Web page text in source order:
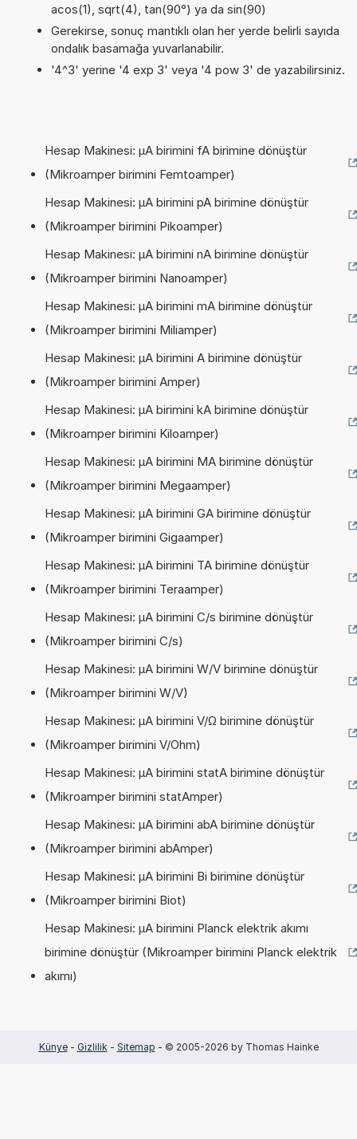
acos(1), sqrt(4), tan(90°) ya da sin(90)
Gerekirse, sonuç mantıklı olan her yerde belirli sayıda
ondalık basamağa yuvarlanabilir.
'4^3' yerine '4 exp 3' veya '4 pow 3' de yazabilirsiniz.
Hesap Makinesi: µA birimini fA birimine dönüştür
(Mikroamper birimini Femtoamper)
Hesap Makinesi: µA birimini pA birimine dönüştür
(Mikroamper birimini Pikoamper)
Hesap Makinesi: µA birimini nA birimine dönüştür
(Mikroamper birimini Nanoamper)
Hesap Makinesi: µA birimini mA birimine dönüştür
(Mikroamper birimini Miliamper)
Hesap Makinesi: µA birimini A birimine dönüştür
(Mikroamper birimini Amper)
Hesap Makinesi: µA birimini kA birimine dönüştür
(Mikroamper birimini Kiloamper)
Hesap Makinesi: µA birimini MA birimine dönüştür
(Mikroamper birimini Megaamper)
Hesap Makinesi: µA birimini GA birimine dönüştür
(Mikroamper birimini Gigaamper)
Hesap Makinesi: µA birimini TA birimine dönüştür
(Mikroamper birimini Teraamper)
Hesap Makinesi: µA birimini C/s birimine dönüştür
(Mikroamper birimini C/s)
Hesap Makinesi: µA birimini W/V birimine dönüştür
(Mikroamper birimini W/V)
Hesap Makinesi: µA birimini V/Ω birimine dönüştür
(Mikroamper birimini V/Ohm)
Hesap Makinesi: µA birimini statA birimine dönüştür
(Mikroamper birimini statAmper)
Hesap Makinesi: µA birimini abA birimine dönüştür
(Mikroamper birimini abAmper)
Hesap Makinesi: µA birimini Bi birimine dönüştür
(Mikroamper birimini Biot)
Hesap Makinesi: µA birimini Planck elektrik akımı
birimine dönüştür (Mikroamper birimini Planck elektrik
akımı)
Künye- Gizlilik - Sitemap - © 2005-2026 by Thomas Hainke